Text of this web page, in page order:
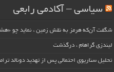
سیاسی – آکادمی رابعی
شگفت آن‌که هرمز به نقش زمین ، نماید چو
لیندزی گراهام ، درگذشت
تحلیل سناریوی احتمالی پس از تهدید دونالد